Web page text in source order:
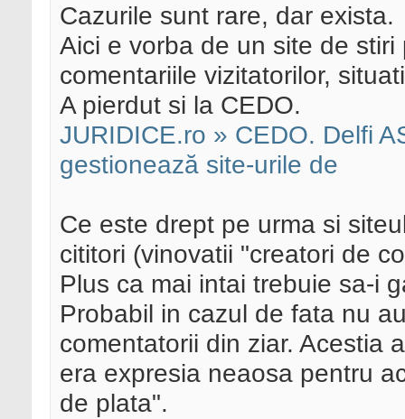
Cazurile sunt rare, dar exista.
Aici e vorba de un site de
comentariile vizitatorilor,
A pierdut si la CEDO.
JURIDICE.ro » CEDO. Delfi
gestionează site-urile de
Ce este drept pe urma si
cititori (vinovatii "creatori de
Plus ca mai intai trebuie sa-i
Probabil in cazul de fata nu
comentatorii din ziar. Acestia
era expresia neaosa pentru
de plata".